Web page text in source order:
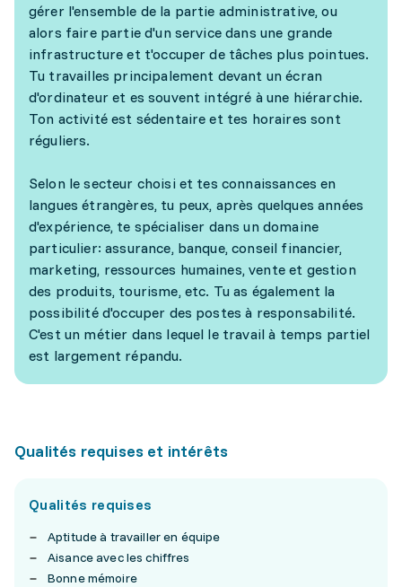
gérer l'ensemble de la partie administrative, ou
alors faire partie d'un service dans une grande
infrastructure et t'occuper de tâches plus pointues.
Tu travailles principalement devant un écran
d'ordinateur et es souvent intégré à une hiérarchie.
Ton activité est sédentaire et tes horaires sont
réguliers.
Selon le secteur choisi et tes connaissances en
langues étrangères, tu peux, après quelques années
d'expérience, te spécialiser dans un domaine
particulier: assurance, banque, conseil financier,
marketing, ressources humaines, vente et gestion
des produits, tourisme, etc. Tu as également la
possibilité d'occuper des postes à responsabilité.
C'est un métier dans lequel le travail à temps partiel
est largement répandu.
Qualités requises et intérêts
Qualités requises
Aptitude à travailler en équipe
Aisance avec les chiffres
Bonne mémoire